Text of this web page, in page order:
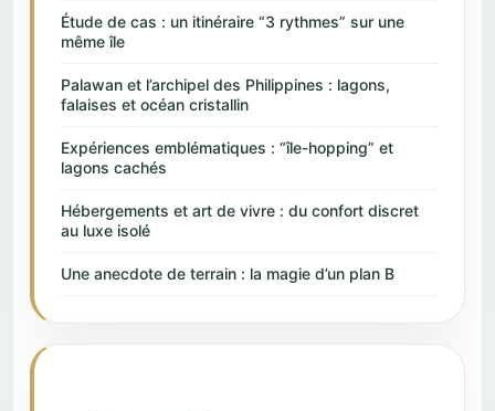
Étude de cas : un itinéraire “3 rythmes” sur une
même île
Palawan et l’archipel des Philippines : lagons,
falaises et océan cristallin
Expériences emblématiques : “île-hopping” et
lagons cachés
Hébergements et art de vivre : du confort discret
au luxe isolé
Une anecdote de terrain : la magie d’un plan B